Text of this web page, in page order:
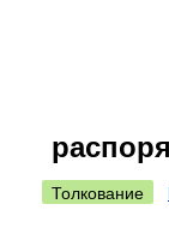
Толкование